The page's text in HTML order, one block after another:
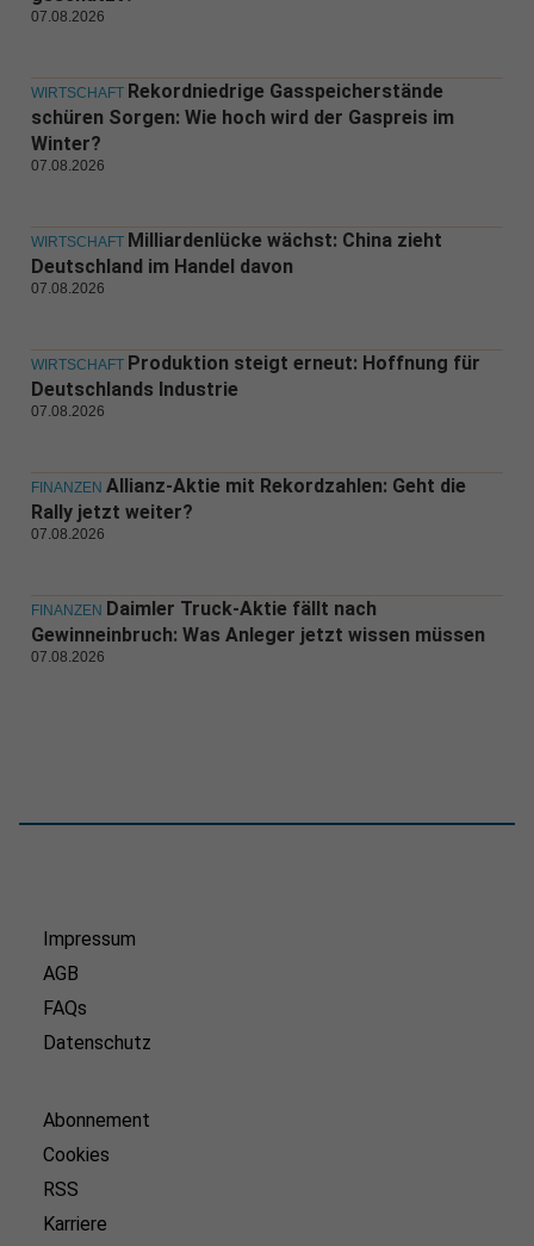
07.08.2026
WIRTSCHAFT Rekordniedrige Gasspeicherstände
schüren Sorgen: Wie hoch wird der Gaspreis im
Winter?
07.08.2026
WIRTSCHAFT Milliardenlücke wächst: China zieht
Deutschland im Handel davon
07.08.2026
WIRTSCHAFT Produktion steigt erneut: Hoffnung für
Deutschlands Industrie
07.08.2026
FINANZEN Allianz-Aktie mit Rekordzahlen: Geht die
Rally jetzt weiter?
07.08.2026
FINANZEN Daimler Truck-Aktie fällt nach
Gewinneinbruch: Was Anleger jetzt wissen müssen
07.08.2026
Impressum
AGB
FAQs
Datenschutz
Abonnement
Cookies
RSS
Karriere